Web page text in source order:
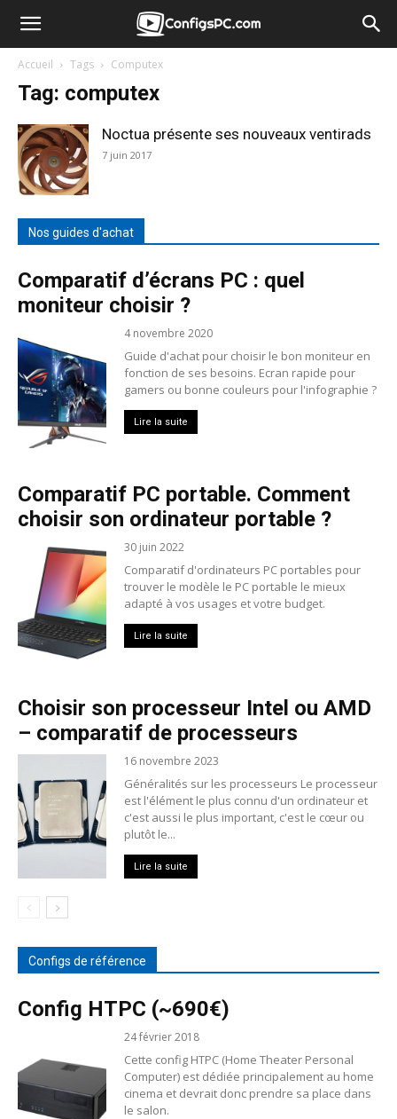
Accueil Tags Computex
Tag: computex
Noctua présente ses nouveaux ventirads
7 juin 2017
Nos guides d'achat
Comparatif d’écrans PC : quel
moniteur choisir ?
4 novembre 2020
Guide d'achat pour choisir le bon moniteur en
fonction de ses besoins. Ecran rapide pour
gamers ou bonne couleurs pour l'infographie ?
Lire la suite
Comparatif PC portable. Comment
choisir son ordinateur portable ?
30 juin 2022
Comparatif d'ordinateurs PC portables pour
trouver le modèle le PC portable le mieux
adapté à vos usages et votre budget.
Lire la suite
Choisir son processeur Intel ou AMD
– comparatif de processeurs
16 novembre 2023
Généralités sur les processeurs Le processeur
est l'élément le plus connu d'un ordinateur et
c'est aussi le plus important, c'est le cœur ou
plutôt le...
Lire la suite
Configs de référence
Config HTPC (~690€)
24 février 2018
Cette config HTPC (Home Theater Personal
Computer) est dédiée principalement au home
cinema et devrait donc prendre sa place dans
le salon.